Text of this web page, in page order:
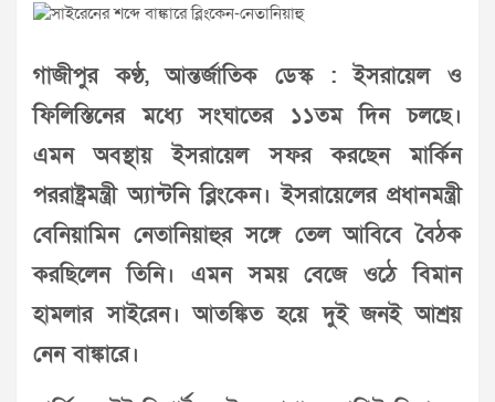
গাজীপুর কণ্ঠ, আন্তর্জাতিক ডেস্ক : ইসরায়েল ও
ফিলিস্তিনের মধ্যে সংঘাতের ১১তম দিন চলছে।
এমন অবস্থায় ইসরায়েল সফর করছেন মার্কিন
পররাষ্ট্রমন্ত্রী অ্যান্টনি ব্লিংকেন। ইসরায়েলের প্রধানমন্ত্রী
বেনিয়ামিন নেতানিয়াহুর সঙ্গে তেল আবিবে বৈঠক
করছিলেন তিনি। এমন সময় বেজে ওঠে বিমান
হামলার সাইরেন। আতঙ্কিত হয়ে দুই জনই আশ্রয়
নেন বাঙ্কারে।